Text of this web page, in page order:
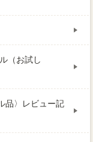
（お試し
品〉レビュー記